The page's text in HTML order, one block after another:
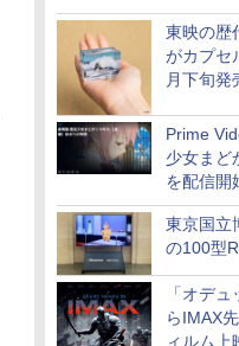
東映の歴
がカプセ
月下旬発
Prime
少女ま
を配信開
東京国立
の100型
「オデ
らIMAX
ィルム上